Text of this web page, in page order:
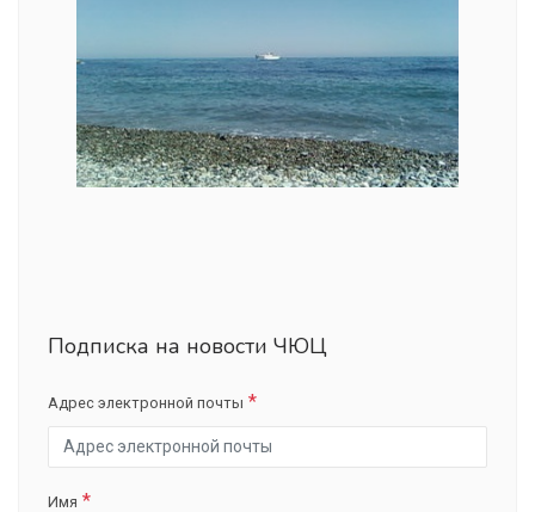
Подписка на новости ЧЮЦ
Адрес электронной почты
Имя